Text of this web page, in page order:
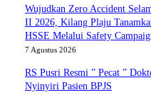
Wujudkan Zero Accident
II 2026, Kilang Plaju
HSSE Melalui Safety
7 Agustus 2026
RS Pusri Resmi ” Pecat ”
Nyinyiri Pasien BPJS